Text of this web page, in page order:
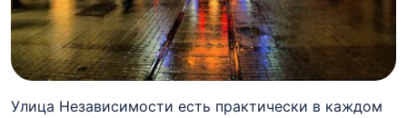
Улица Независимости есть практически в каждом